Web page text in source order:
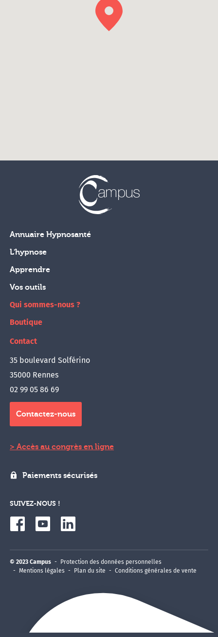
Annuaire Hypnosanté
L'hypnose
Apprendre
Vos outils
Qui sommes-nous ?
Boutique
Contact
35 boulevard Solférino
35000 Rennes
02 99 05 86 69
Contactez-nous
Accès au congrès en ligne
Paiements sécurisés
SUIVEZ-NOUS !
© 2023 Campus
Protection des données personnelles
Mentions légales
Plan du site Conditions générales de vente